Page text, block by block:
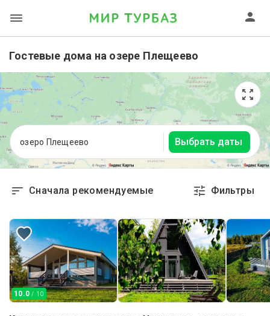
Гостевые дома на озере Плещеево
озеро Плещеево Выбрать даты
Сначала рекомендуемые Фильтры
10.0 / 10